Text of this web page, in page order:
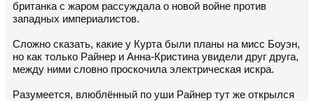
британка с жаром рассуждала о новой войне против
западных империалистов.
Сложно сказать, какие у Курта были планы на мисс Боуэн,
но как только Райнер и Анна-Кристина увидели друг друга,
между ними словно проскочила электрическая искра.
Разумеется, влюблённый по уши Райнер тут же открылся